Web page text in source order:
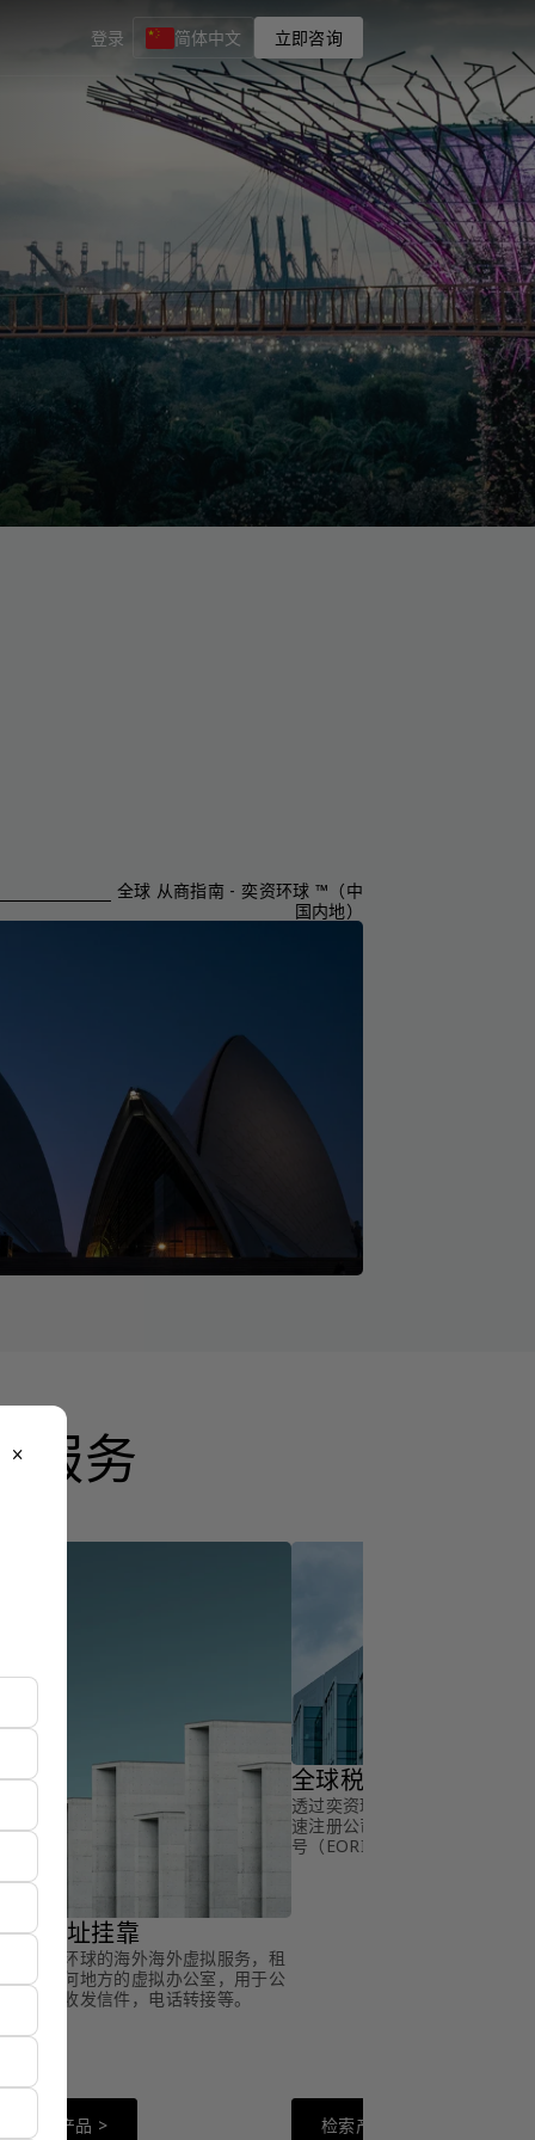
登录 简体中文 立即咨询
全球 从商指南 - 奕资环球 ™（中
国内地）
服务
球地址挂靠
透过奕资环球的海外海外虚拟服务，租
全球任何地方的虚拟办公室，用于公
司注册，收发信件，电话转接等。
检索产品 >
全球税号申请
透过奕资环球的海外税号申请
速注册公司增值税（VAT）税号
号（EORI）等税号。
检索产品 >
close